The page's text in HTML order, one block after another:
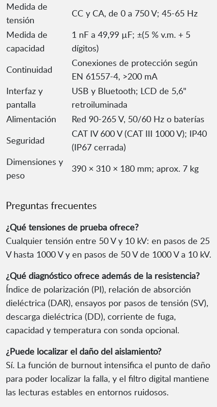
Medida de
tensión
CC y CA, de 0 a 750 V; 45-65 Hz
Medida de
capacidad
1 nF a 49,99 µF; ±(5 % v.m. + 5
dígitos)
Continuidad
Conexiones de protección según
EN 61557-4, >200 mA
Interfaz y
pantalla
USB y Bluetooth; LCD de 5,6"
retroiluminada
Alimentación
Red 90-265 V, 50/60 Hz o baterías
Seguridad
CAT IV 600 V (CAT III 1000 V); IP40
(IP67 cerrada)
Dimensiones y
peso
390 × 310 × 180 mm; aprox. 7 kg
Preguntas frecuentes
¿Qué tensiones de prueba ofrece?
Cualquier tensión entre 50 V y 10 kV: en pasos de 25
V hasta 1000 V y en pasos de 50 V de 1000 V a 10 kV.
¿Qué diagnóstico ofrece además de la resistencia?
Índice de polarización (PI), relación de absorción
dieléctrica (DAR), ensayos por pasos de tensión (SV),
descarga dieléctrica (DD), corriente de fuga,
capacidad y temperatura con sonda opcional.
¿Puede localizar el daño del aislamiento?
Sí. La función de burnout intensifica el punto de daño
para poder localizar la falla, y el filtro digital mantiene
las lecturas estables en entornos ruidosos.